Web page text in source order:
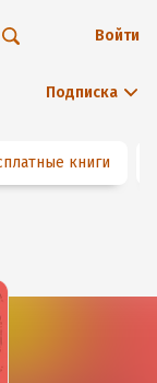
Подписка
Войти
книги